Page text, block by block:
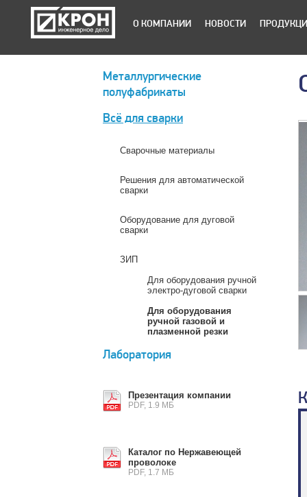
О КОМПАНИИ НОВОСТИ
Металлургические
полуфабрикаты
Всё для сварки
Сварочные материалы
Решения для автоматической
сварки
Оборудование для дуговой
сварки
ЗИП
Для оборудования ручной
электро-дуговой сварки
Для оборудования
ручной газовой и
плазменной резки
Лаборатория
Презентация компании
PDF, 1.9 МБ
Каталог по Нержавеющей
проволоке
PDF, 1.7 МБ